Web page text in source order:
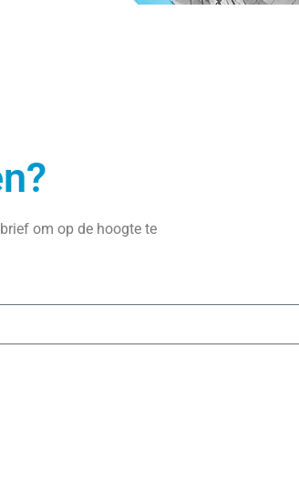
om op de hoogte te